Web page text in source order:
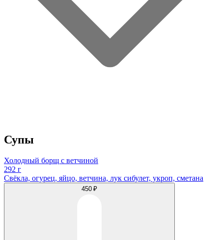
Супы
Холодный борщ с ветчиной
292 г
Свёкла, огурец, яйцо, ветчина, лук сибулет, укроп, сметана
450 ₽